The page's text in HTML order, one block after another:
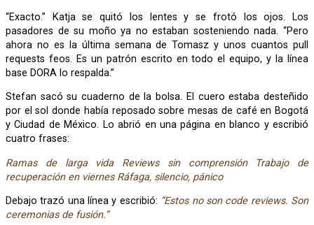
“Exacto.” Katja se quitó los lentes y se frotó los ojos. Los
pasadores de su moño ya no estaban sosteniendo nada. “Pero
ahora no es la última semana de Tomasz y unos cuantos pull
requests feos. Es un patrón escrito en todo el equipo, y la línea
base DORA lo respalda.”
Stefan sacó su cuaderno de la bolsa. El cuero estaba desteñido
por el sol donde había reposado sobre mesas de café en Bogotá
y Ciudad de México. Lo abrió en una página en blanco y escribió
cuatro frases:
Ramas de larga vida Reviews sin comprensión
Trabajo de
recuperación en viernes Ráfaga, silencio, pánico
Debajo trazó una línea y escribió: “Estos no son code reviews. Son
ceremonias de fusión.”